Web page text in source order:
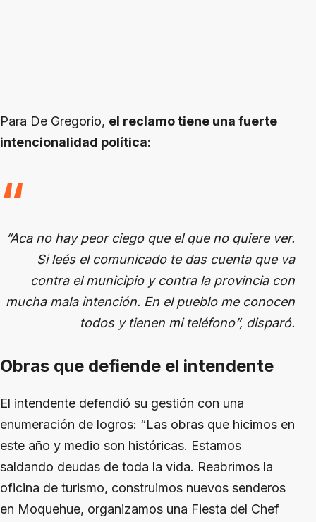
Para De Gregorio, el reclamo tiene una fuerte
intencionalidad política:
“Aca no hay peor ciego que el que no quiere ver.
Si leés el comunicado te das cuenta que va
contra el municipio y contra la provincia con
mucha mala intención. En el pueblo me conocen
todos y tienen mi teléfono”, disparó.
Obras que defiende el intendente
El intendente defendió su gestión con una
enumeración de logros: “Las obras que hicimos en
este año y medio son históricas. Estamos
saldando deudas de toda la vida. Reabrimos la
oficina de turismo, construimos nuevos senderos
en Moquehue, organizamos una Fiesta del Chef